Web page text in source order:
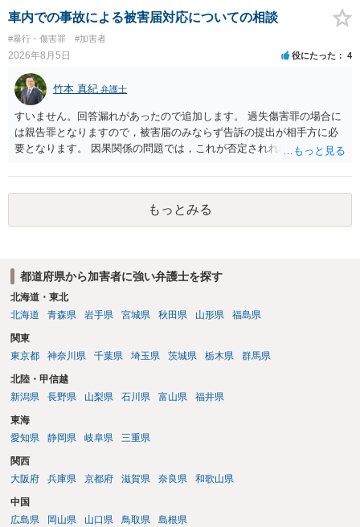
車内での事故による被害届対応についての相談
#暴行・傷害罪 #加害者
2026年8月5日 役にたった 4
竹本 真紀 弁護士
すいません。回答漏れがあったので追加します。 過失傷害罪の場合に
は親告罪となりますので，被害届のみならず告訴の提出が相手方に必
要となります。 因果関係の問題では，これが否定されれば ①刑事的に
断されれば処罰規定がない状態になると思います。 ②民事的には傷害
部分が否定されますので，暴行行為自体による損害（慰謝料的なもの
になるでしょうか…）だけが対象となってきます。
もっとみる
都道府県から加害者に強い弁護士を探す
北海道・東北
北海道
青森県 岩手県 宮城県 秋田県 山形県 福島県
関東
東京都
神奈川県 千葉県 埼玉県 茨城県 栃木県 群馬県
北陸・甲信越
新潟県
長野県 山梨県 石川県 富山県 福井県
東海
愛知県
静岡県 岐阜県 三重県
関西
大阪府
兵庫県 京都府 滋賀県 奈良県 和歌山県
中国
広島県
岡山県 山口県 鳥取県 島根県